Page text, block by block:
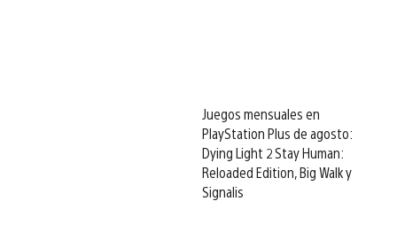
Juegos mensuales en
PlayStation Plus de agosto:
Dying Light 2 Stay Human:
Reloaded Edition, Big Walk y
Signalis